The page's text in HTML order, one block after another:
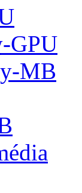
GPU
MB